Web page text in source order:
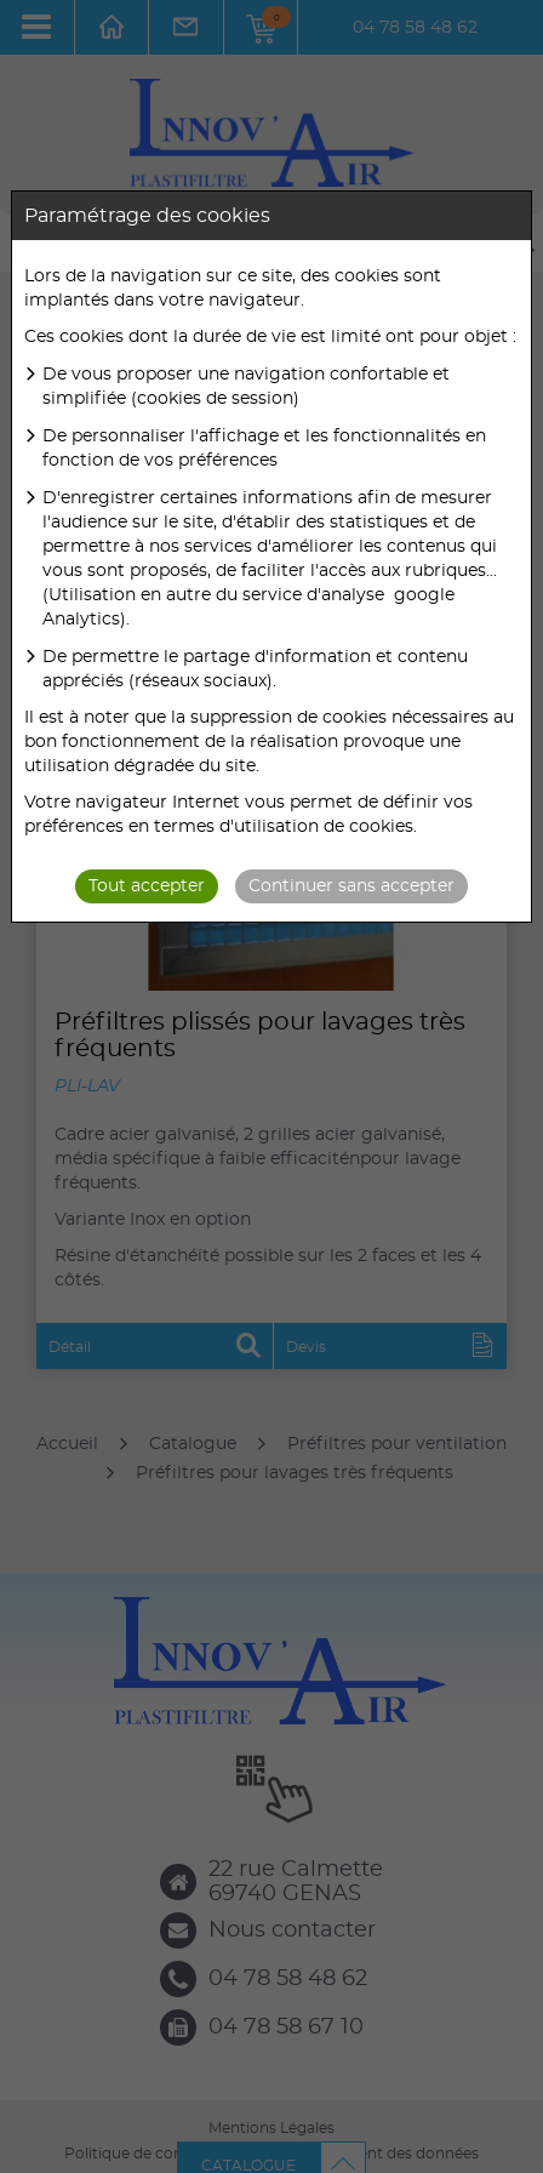
0
04 78 58 48 62
Toutes les utilisations
Toutes les efficacités
Préfiltres pour
lavages très
fréquents
Préfiltres plissés pour lavages très
fréquents
PLI-LAV
Cadre acier galvanisé, 2 grilles acier galvanisé,
média spécifique à faible efficaciténpour lavage
fréquents.
Variante Inox en option
Résine d'étanchéïté possible sur les 2 faces et les 4
côtés.
Détail Devis
CATALOGUE
Accueil Catalogue
Préfiltres pour ventilation
Préfiltres pour lavages très fréquents
22 rue Calmette
69740 GENAS
Nous contacter
04 78 58 48 62
04 78 58 67 10
Mentions Légales
Politique de confidentialité et de traitement des données
Paramétrage des cookies
Lors de la navigation sur ce site, des cookies sont
implantés dans votre navigateur.
Ces cookies dont la durée de vie est limité ont pour objet :
De vous proposer une navigation confortable et
simplifiée (cookies de session)
De personnaliser l'affichage et les fonctionnalités en
fonction de vos préférences
D'enregistrer certaines informations afin de mesurer
l'audience sur le site, d'établir des statistiques et de
permettre à nos services d'améliorer les contenus qui
vous sont proposés, de faciliter l'accès aux rubriques...
(Utilisation en autre du service d'analyse google
Analytics).
De permettre le partage d'information et contenu
appréciés (réseaux sociaux).
Il est à noter que la suppression de cookies nécessaires au
bon fonctionnement de la réalisation provoque une
utilisation dégradée du site.
Votre navigateur Internet vous permet de définir vos
préférences en termes d'utilisation de cookies.
Tout accepter Continuer sans accepter